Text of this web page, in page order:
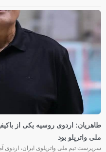
طاهریان: اردوی روسیه یکی از
ملی واترپلو بود
سرپرست تیم ملی واترپلوی ایران، اردوی